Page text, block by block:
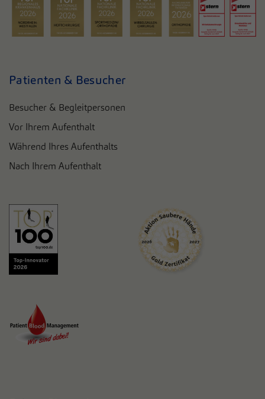
Patienten & Besucher
Besucher & Begleitpersonen
Vor Ihrem Aufenthalt
Während Ihres Aufenthalts
Nach Ihrem Aufenthalt